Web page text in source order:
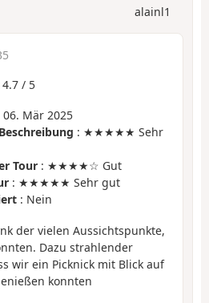
alainl1
4.7 / 5
06. Mär 2025
: ★★★★★ Sehr
Tour : ★★★★☆ Gut
: ★★★★★ Sehr gut
: Nein
der vielen Aussichtspunkte,
Dazu strahlender
wir ein Picknick mit Blick auf
konnten